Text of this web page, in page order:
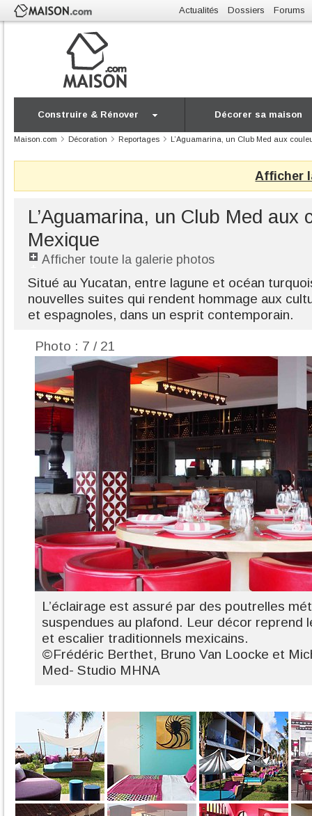
Actualités Dossiers Forums
Construire & Rénover Décorer sa maison
Maison.com Décoration Reportages L’Aguamarina, un Club Med aux
Afficher
L’Aguamarina, un Club Med aux
Mexique
Afficher toute la galerie photos
Situé au Yucatan, entre lagune et océan
nouvelles suites qui rendent hommage aux
et espagnoles, dans un esprit contemporain.
Photo : 7 / 21
L’éclairage est assuré par des poutrelles
suspendues au plafond. Leur décor reprend
et escalier traditionnels mexicains.
©Frédéric Berthet, Bruno Van Loocke et
Med- Studio MHNA